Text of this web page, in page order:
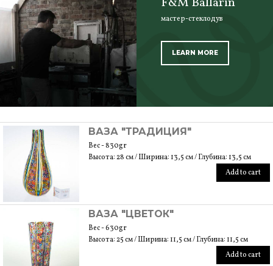
мастер-стеклодув
LEARN MORE
ВАЗА "ТРАДИЦИЯ"
Вес - 830gr
Высота: 28 см / Ширина: 13,5 см / Глубина: 13,5 см
Add to cart
ВАЗА "ЦВЕТОК"
Вес - 630gr
Высота: 25 см / Ширина: 11,5 см / Глубина: 11,5 см
Add to cart